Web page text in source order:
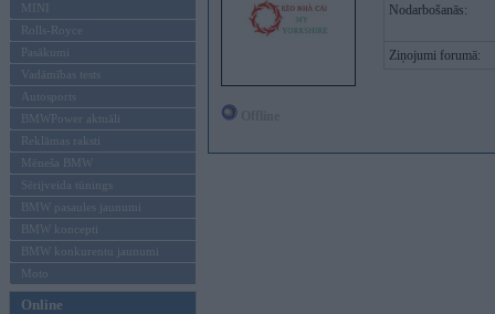
MINI
Rolls-Royce
Pasākumi
Vadāmības tests
Autosports
BMWPower aktuāli
Reklāmas raksti
Mēneša BMW
Sērijveida tūnings
BMW pasaules jaunumi
BMW koncepti
BMW konkurentu jaunumi
Moto
Online
Nodarbošanās:
Ziņojumi forumā: